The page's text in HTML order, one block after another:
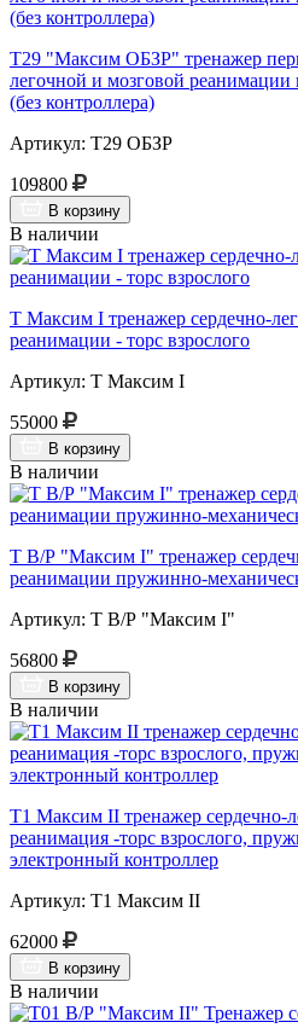
Т29 "Максим ОБЗР" тренажер
легочной и мозговой
(без контроллера)
Артикул: Т29 ОБЗР
109800
В корзину
В наличии
Т Максим I тренажер сердечно-
реанимации - торс взрослого
Артикул: Т Максим I
55000
В корзину
В наличии
Т В/Р "Максим I" тренажер
реанимации пружинно-
Артикул: Т В/Р "Максим I"
56800
В корзину
В наличии
Т1 Максим II тренажер сердечно-
реанимация -торс взрослого,
электронный контроллер
Артикул: Т1 Максим II
62000
В корзину
В наличии